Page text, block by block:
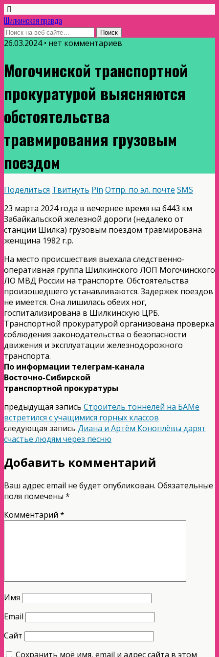
Шилкинская правда
26.03.2024 • нет комментариев
Могочинской транспортной
прокуратурой выясняются
обстоятельства
травмирования грузовым
поездом
Поделиться Твитнуть Pin Отпр. по эл. почте SMS
23 марта 2024 года в вечернее время на 6443 км
Забайкальской железной дороги (недалеко от
станции Шилка) грузовым поездом травмирована
женщина 1982 г.р.
На место происшествия выехала следственно-
оперативная группа Шилкинского ЛОП Могочинского
ЛО МВД России на транспорте. Обстоятельства
произошедшего устанавливаются. Задержек поездов
не имеется. Она лишилась обеих ног,
госпитализирована в Шилкинскую ЦРБ.
Транспортной прокуратурой организована проверка
соблюдения законодательства о безопасности
движения и эксплуатации железнодорожного
транспорта.
По информации телеграм-канала
Восточно-Сибирской
транспортной прокуратуры
предыдущая запись Строитель тоннелей на БАМе
встретился с учащимися горных классов
следующая запись Диана и Артём Коноплёвы дарят
счастье людям через песню
Добавить комментарий
Ваш адрес email не будет опубликован. Обязательные
поля помечены *
Комментарий *
Имя
Email
Сайт
Сохранить моё имя, email и адрес сайта в этом